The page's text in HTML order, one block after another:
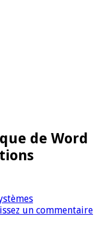
de Word
un commentaire